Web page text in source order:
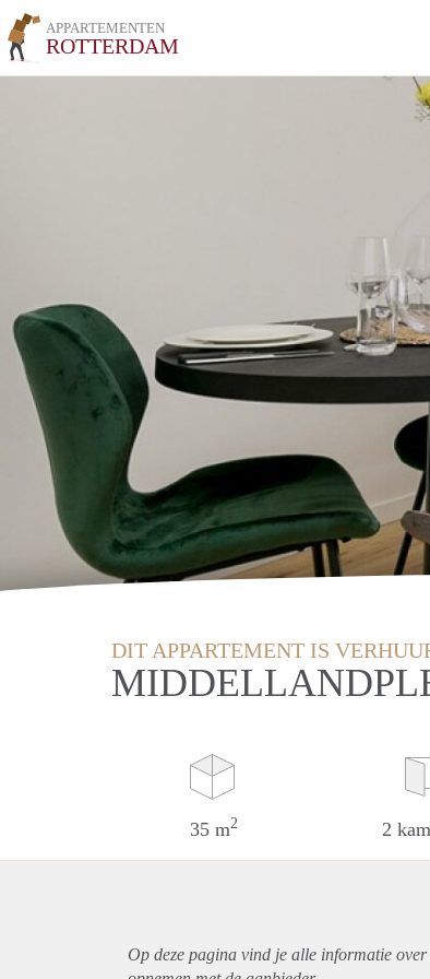
APPARTEMENTEN
ROTTERDAM
DIT APPARTEMENT IS
35 m2 2
Op deze pagina vind je alle informatie